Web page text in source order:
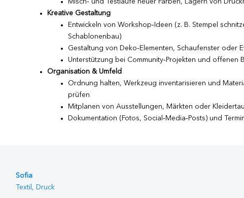
Kreative Gestaltung
Entwickeln von Workshop‑Ideen (z. B. Stempel
Schablonenbau)
Gestaltung von Deko‑Elementen, Schaufenster oder
Unterstützung bei Community‑Projekten und offenen
Organisation & Umfeld
Ordnung halten, Werkzeug inventarisieren und
prüfen
Mitplanen von Ausstellungen, Märkten oder
Dokumentation (Fotos, Social‑Media‑Posts) und
Sofia
Textil, Druck